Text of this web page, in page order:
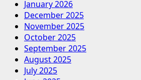
January 2026
December 2025
November 2025
October 2025
September 2025
August 2025
July 2025